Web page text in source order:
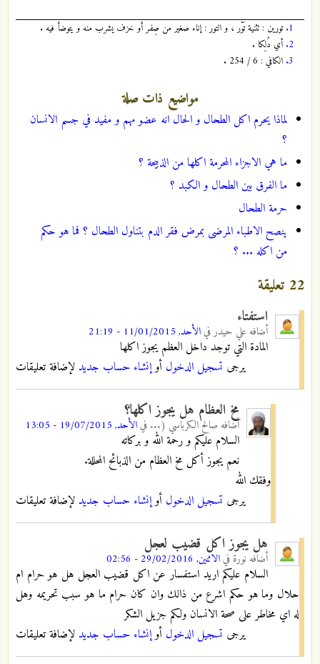
1. تورين : تثنية تَوْر ، و التور : إناء صغير من صِفر أو خزف يشرب منه و يتوضأ فيه .
2. أي دُلِكا .
3. الكافي : 6 / 254 .
مواضيع ذات صلة
لماذا يحرم اكل الطحال و الحال انه عضو مهم و مفيد في جسم الانسان
؟
ما هي الاجزاء المحرمة اكلها من الذبيحة ؟
ما الفرق بين الطحال و الكبد ؟
حرمة الطحال
ينصح الاطباء المرضى بمرض فقر الدم بتناول الطحال ؟ فما هو حكم
من اكله ... ؟
22 تعليقة
استفتاء
أضافه علي حيدرفيالأحد, 11/01/2015 - 21:19
المادة التي توجد داخل العظم يجوز اكلها
يرجى تسجيل الدخول أوإنشاء حساب جديد لإضافة تعليقات
مخ العظام هل يجوز اكلها؟
أضافه صالح الكرباسي (... فيالأحد, 19/07/2015 - 13:05
السلام عليكم و رحمة الله و بركاته
نعم يجوز أكل مخ العظام من الذبائح المحللة.
وفقك الله
يرجى تسجيل الدخول أوإنشاء حساب جديد لإضافة تعليقات
هل يجوز اكل قضيب لعجل
أضافه نورة فيالاثنين, 29/02/2016 - 02:56
السلام عليكم اريد استفسار عن اكل قضيب العجل هل هو حرام ام
حلال وما هو حكم اشرع من ذالك وان كان حرام ما هو سبب تحريمه وهل
له اي مخاطر على صحة الانسان ولكم جزيل الشكر
يرجى تسجيل الدخول أوإنشاء حساب جديد لإضافة تعليقات